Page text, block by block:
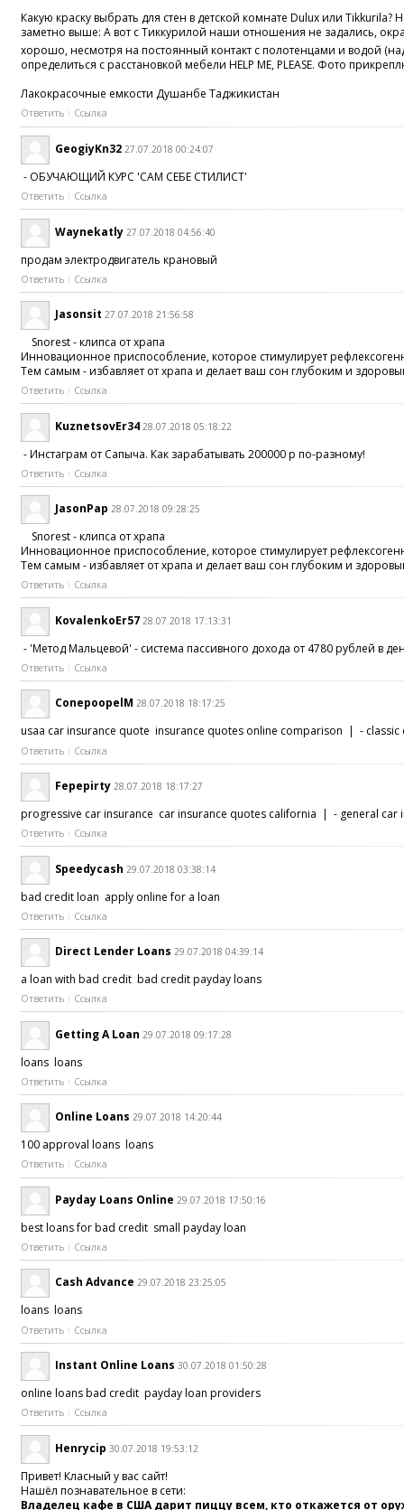
Какую краску выбрать для стен в детской комнате Dulux или
заметно выше: А вот с Тиккурилой наши отношения не задались,
хорошо, несмотря на постоянный контакт с полотенцами и водой
определиться с расстановкой мебели HELP ME, PLEASE. Фото
Лакокрасочные емкости Душанбе Таджикистан
Ответить Ссылка
GeogiyKn32 27.07.2018 00:24:07
- ОБУЧАЮЩИЙ КУРС 'САМ СЕБЕ СТИЛИСТ'
Ответить Ссылка
Waynekatly 27.07.2018 04:56:40
продам электродвигатель крановый
Ответить Ссылка
Jasonsit 27.07.2018 21:56:58
Snorest - клипса от храпа
Инновационное приспособление, которое стимулирует
Тем самым - избавляет от храпа и делает ваш сон глубоким и
Ответить Ссылка
KuznetsovEr34 28.07.2018 05:18:22
- Инстаграм от Сапыча. Как зарабатывать 200000 р по-разному!
Ответить Ссылка
JasonPap 28.07.2018 09:28:25
Snorest - клипса от храпа
Инновационное приспособление, которое стимулирует
Тем самым - избавляет от храпа и делает ваш сон глубоким и
Ответить Ссылка
KovalenkoEr57 28.07.2018 17:13:31
- 'Метод Мальцевой' - система пассивного дохода от 4780 рублей в
Ответить Ссылка
ConepoopelM 28.07.2018 18:17:25
usaa car insurance quote insurance quotes online comparison | -
Ответить Ссылка
Fepepirty 28.07.2018 18:17:27
progressive car insurance car insurance quotes california | - general car
Ответить Ссылка
Speedycash 29.07.2018 03:38:14
bad credit loan apply online for a loan
Ответить Ссылка
Direct Lender Loans 29.07.2018 04:39:14
a loan with bad credit bad credit payday loans
Ответить Ссылка
Getting A Loan 29.07.2018 09:17:28
loans loans
Ответить Ссылка
Online Loans 29.07.2018 14:20:44
100 approval loans loans
Ответить Ссылка
Payday Loans Online 29.07.2018 17:50:16
best loans for bad credit small payday loan
Ответить Ссылка
Cash Advance 29.07.2018 23:25:05
loans loans
Ответить Ссылка
Instant Online Loans 30.07.2018 01:50:28
online loans bad credit payday loan providers
Ответить Ссылка
Henrycip 30.07.2018 19:53:12
Привет! Класный у вас сайт!
Нашёл познавательное в сети:
Владелец кафе в США дарит пиццу всем, кто откажется от